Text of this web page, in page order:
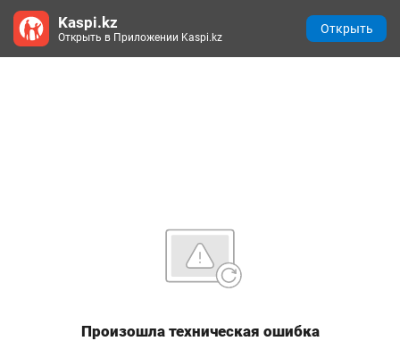
Произошла техническая ошибка
Kaspi.kz
Открыть в Приложении Kaspi.kz
Открыть